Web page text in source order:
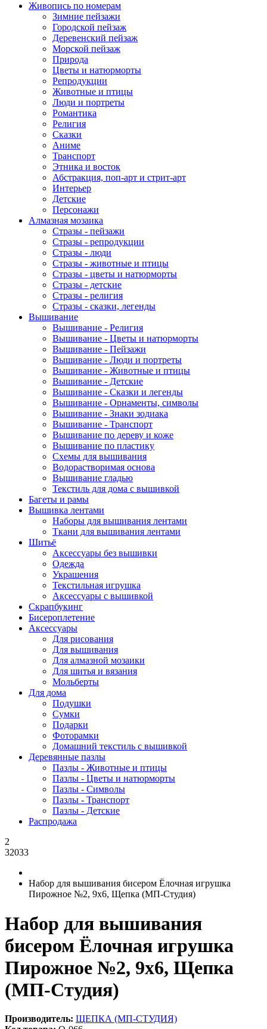
Живопись по номерам
Зимние пейзажи
Городской пейзаж
Деревенский пейзаж
Морской пейзаж
Природа
Цветы и натюрморты
Репродукции
Животные и птицы
Люди и портреты
Романтика
Религия
Сказки
Аниме
Транспорт
Этника и восток
Абстракция, поп-арт и стрит-арт
Интерьер
Детские
Персонажи
Алмазная мозаика
Стразы - пейзажи
Стразы - репродукции
Стразы - люди
Стразы - животные и птицы
Стразы - цветы и натюрморты
Стразы - детские
Стразы - религия
Стразы - сказки, легенды
Вышивание
Вышивание - Религия
Вышивание - Цветы и натюрморты
Вышивание - Пейзажи
Вышивание - Люди и портреты
Вышивание - Животные и птицы
Вышивание - Детские
Вышивание - Сказки и легенды
Вышивание - Орнаменты, символы
Вышивание - Знаки зодиака
Вышивание - Транспорт
Вышивание по дереву и коже
Вышивание по пластику
Схемы для вышивания
Водорастворимая основа
Вышивание гладью
Текстиль для дома с вышивкой
Багеты и рамы
Вышивка лентами
Наборы для вышивания лентами
Ткани для вышивания лентами
Шитьё
Аксессуары без вышивки
Одежда
Украшения
Текстильная игрушка
Аксессуары с вышивкой
Скрапбукинг
Бисероплетение
Аксессуары
Для рисования
Для вышивания
Для алмазной мозаики
Для шитья и вязания
Мольберты
Для дома
Подушки
Сумки
Подарки
Фоторамки
Домашний текстиль с вышивкой
Деревянные пазлы
Пазлы - Животные и птицы
Пазлы - Цветы и натюрморты
Пазлы - Символы
Пазлы - Транспорт
Пазлы - Детские
Распродажа
2
32033
Набор для вышивания бисером Ёлочная игрушка
Пирожное №2, 9x6, Щепка (МП-Студия)
Набор для вышивания
бисером Ёлочная игрушка
Пирожное №2, 9x6, Щепка
(МП-Студия)
Производитель: ЩЕПКА (МП-СТУДИЯ)